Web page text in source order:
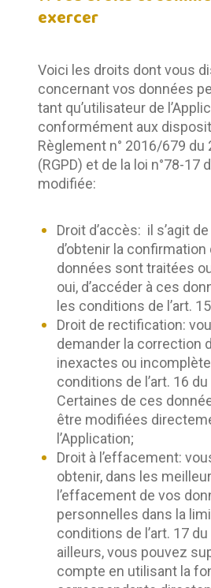
exercer
Voici les droits dont vous
concernant vos données
tant qu’utilisateur de
conformément aux
Règlement n° 2016/679 du
(RGPD) et de la loi n°78-17
modifiée:
Droit d’accès: il s’agit
d’obtenir la confirmation
données sont traitées
oui, d’accéder à ces
les conditions de l’art.
Droit de rectification:
demander la correction
inexactes ou
conditions de l’art. 16 du
Certaines de ces
être modifiées
l’Application;
Droit à l’effacement:
obtenir, dans les
l’effacement de vos
personnelles dans la
conditions de l’art. 17 du
ailleurs, vous pouvez
compte en utilisant la